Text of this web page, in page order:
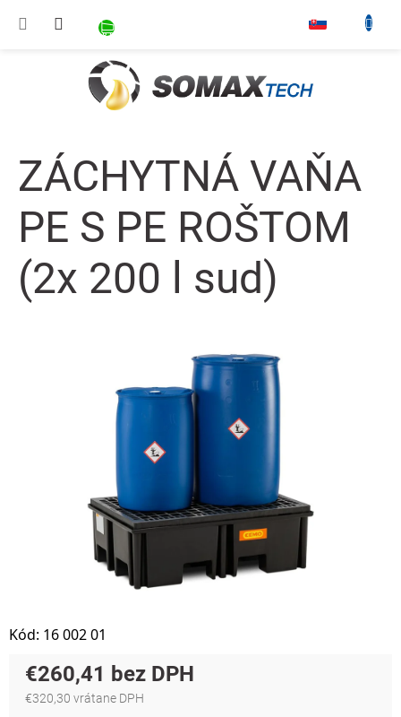
NÁKUPNÝ KOŠÍK
ZÁCHYTNÁ VAŇA
PE S PE ROŠTOM
(2x 200 l sud)
€260,41
€320,30 vrátane DPH
Kód: 16 002 01